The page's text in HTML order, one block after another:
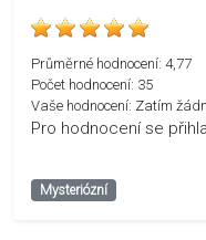
Průměrné hodnocení: 4,77
Počet hodnocení: 35
Vaše hodnocení: Zatím
Pro hodnocení se
Mysteriózní